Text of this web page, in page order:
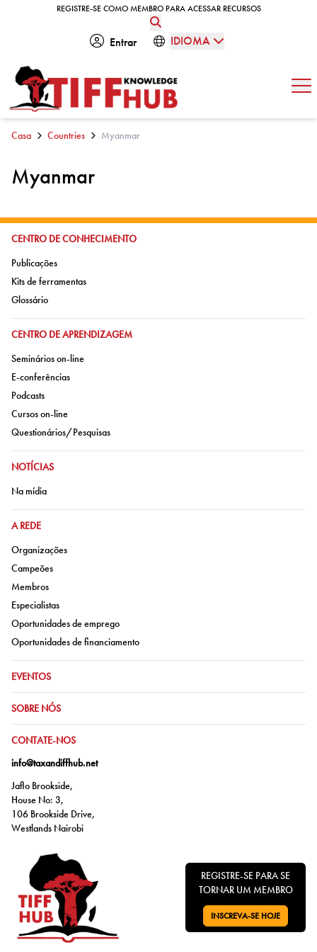
Skip to contentREGISTRE-SE COMO MEMBRO PARA ACESSAR RECURSOS
REGISTRE-SE COMO MEMBRO PARA ACESSAR RECURSOS
Entrar IDIOMA
Casa Countries Myanmar
Myanmar
IR PARA:
CENTRO DE CONHECIMENTO
Ir para:
Publicações
Ir para:
Kits de ferramentas
Ir para:
Glossário
IR PARA:
CENTRO DE APRENDIZAGEM
Ir para:
Seminários on-line
Ir para:
E-conferências
Ir para:
Podcasts
Ir para:
Cursos on-line
Ir para:
Questionários/Pesquisas
IR PARA:
NOTÍCIAS
Ir para:
Na mídia
IR PARA:
A REDE
Ir para:
Organizações
Ir para:
Campeões
Ir para:
Membros
Ir para:
Especialistas
Ir para:
Oportunidades de emprego
Ir para:
Oportunidades de financiamento
IR PARA:
EVENTOS
IR PARA:
SOBRE NÓS
IR PARA:
CONTATE-NOS
info@taxandiffhub.net
Jaflo Brookside,
House No: 3,
106 Brookside Drive,
Westlands Nairobi
REGISTRE-SE PARA SE
TORNAR UM MEMBRO
VÁ PARA:
INSCREVA-SE HOJE